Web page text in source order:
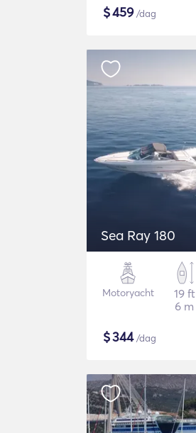
$459/dag
Sea Ray 180
Motoryacht
19 ft
6 m
$344/dag